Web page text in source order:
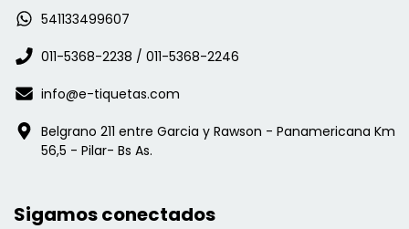
541133499607
011-5368-2238 / 011-5368-2246
info@e-tiquetas.com
Belgrano 211 entre Garcia y Rawson - Panamericana Km
56,5 - Pilar- Bs As.
Sigamos conectados